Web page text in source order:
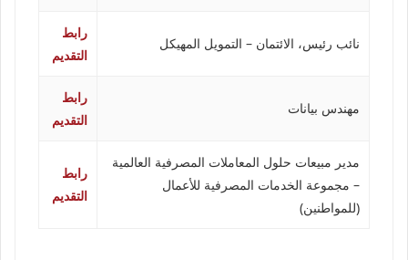
نائب رئيس، الائتمان – التمويل المهيكل
رابط
التقديم
مهندس بيانات
رابط
التقديم
مدير مبيعات حلول المعاملات المصرفية العالمية
– مجموعة الخدمات المصرفية للأعمال
(للمواطنين)
رابط
التقديم